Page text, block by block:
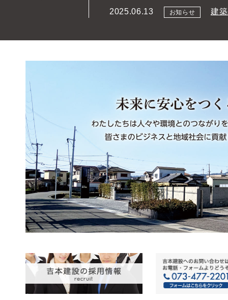
2025.06.13 お知らせ 建